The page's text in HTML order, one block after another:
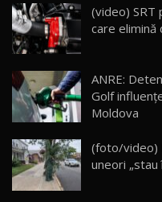
16
13:10
17 20:06
30:08
(video) SRT
care elimină
ANRE:
Golf
Moldova
(foto/video)
uneori „stau